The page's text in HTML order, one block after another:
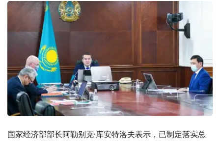
国家经济部部长阿勒别克·库安特洛夫表示，已制定落实总